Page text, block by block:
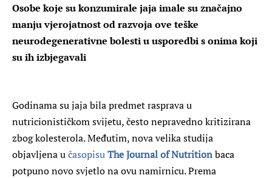
Osobe koje su konzumirale jaja imale su značajno
manju vjerojatnost od razvoja ove teške
neurodegenerativne bolesti u usporedbi s onima koji
su ih izbjegavali
Godinama su jaja bila predmet rasprava u
nutricionističkom svijetu, često nepravedno kritizirana
zbog kolesterola. Međutim, nova velika studija
objavljena učasopisuThe Journal of Nutritionbaca
potpuno novo svjetlo na ovu namirnicu. Prema